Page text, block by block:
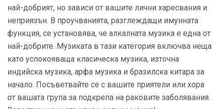
най-добрият, но зависи от вашите лични харесвания и
неприязън. В проучванията, разглеждащи имунната
функция, се установява, че алкалната музика е една от
най-добрите. Музиката в тази категория включва неща
като успокояваща класическа музика, източна
индийска музика, арфа музика и бразилска китара за
начало. Посъветвайте се с вашите приятели или хора
от вашата група за подкрепа на раковите заболявания.